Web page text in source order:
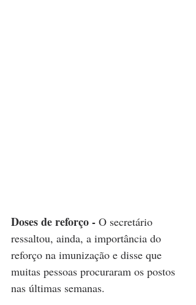
Doses de reforço - O secretário
ressaltou, ainda, a importância do
reforço na imunização e disse que
muitas pessoas procuraram os postos
nas últimas semanas.